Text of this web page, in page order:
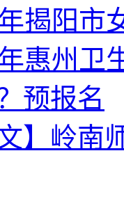
揭阳市
惠州卫
预报名
文】岭南